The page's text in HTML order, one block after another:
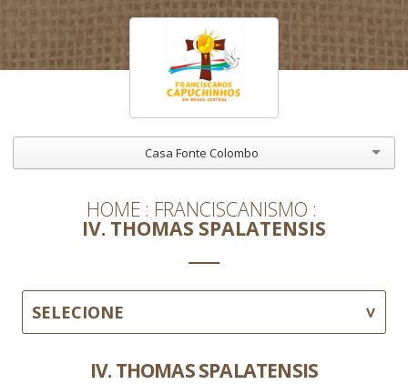
Casa Fonte Colombo
HOME FRANCISCANISMO
IV. THOMAS SPALATENSIS
SELECIONE
IV. THOMAS SPALATENSIS